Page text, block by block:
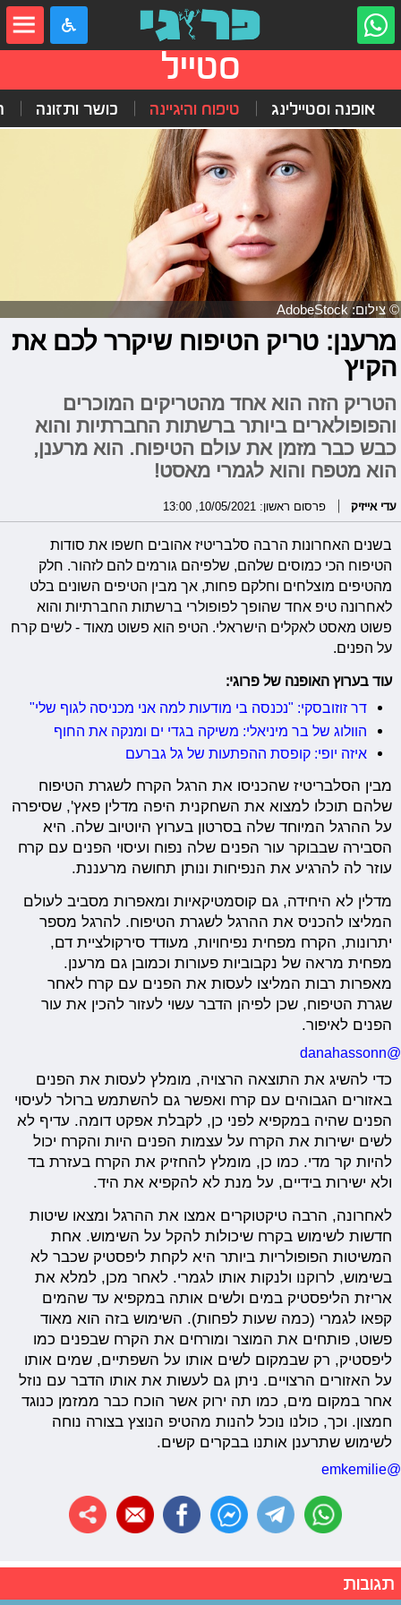
סטייל
אופנה וסטיילינג טיפוח והיגיינה כושר ותזונה
© צילום: AdobeStock
מרענן: טריק הטיפוח שיקרר לכם את
הקיץ
הטריק הזה הוא אחד מהטריקים המוכרים
והפופולארים ביותר ברשתות החברתיות והוא
כבש כבר מזמן את עולם הטיפוח. הוא מרענן,
הוא מטפח והוא לגמרי מאסט!
עדי אייזיק פרסום ראשון: 10/05/2021, 13:00
בשנים האחרונות הרבה סלבריטיז אהובים חשפו את סודות
הטיפוח הכי כמוסים שלהם, שלפיהם גורמים להם לזהור. חלק
מהטיפים מוצלחים וחלקם פחות, אך מבין הטיפים השונים בלט
לאחרונה טיפ אחד שהופך לפופולרי ברשתות החברתיות והוא
פשוט מאסט לאקלים הישראלי. הטיפ הוא פשוט מאוד - לשים קרח
על הפנים.
עוד בערוץ האופנה של פרוגי:
דר זוזובסקי: "נכנסה בי מודעות למה אני מכניסה לגוף שלי"
הוולוג של בר מיניאלי: משיקה בגדי ים ומנקה את החוף
איזה יופי: קופסת ההפתעות של גל גברעם
מבין הסלבריטיז שהכניסו את הרגל הקרח לשגרת הטיפוח
שלהם תוכלו למצוא את השחקנית היפה מדלין פאץ', שסיפרה
על ההרגל המיוחד שלה בסרטון בערוץ היוטיוב שלה. היא
הסבירה שבבוקר עור הפנים שלה נפוח ועיסוי הפנים עם קרח
עוזר לה להרגיע את הנפיחות ונותן תחושה מרעננת.
מדלין לא היחידה, גם קוסמטיקאיות ומאפרות מסביב לעולם
המליצו להכניס את ההרגל לשגרת הטיפוח. להרגל מספר
יתרונות, הקרח מפחית נפיחויות, מעודד סירקולציית דם,
מפחית מראה של נקבוביות פעורות וכמובן גם מרענן.
מאפרות רבות המליצו לעסות את הפנים עם קרח לאחר
שגרת הטיפוח, שכן לפיהן הדבר עשוי לעזור להכין את עור
הפנים לאיפור.
@danahassonn
כדי להשיג את התוצאה הרצויה, מומלץ לעסות את הפנים
באזורים הגבוהים עם קרח ואפשר גם להשתמש ברולר לעיסוי
הפנים שהיה במקפיא לפני כן, לקבלת אפקט דומה. עדיף לא
לשים ישירות את הקרח על עצמות הפנים היות והקרח יכול
להיות קר מדי. כמו כן, מומלץ להחזיק את הקרח בעזרת בד
ולא ישירות בידיים, על מנת לא להקפיא את היד.
לאחרונה, הרבה טיקטוקרים אמצו את ההרגל ומצאו שיטות
חדשות לשימוש בקרח שיכולות להקל על השימוש. אחת
המשיטות הפופולריות ביותר היא לקחת ליפסטיק שכבר לא
בשימוש, לרוקנו ולנקות אותו לגמרי. לאחר מכן, למלא את
אריזת הליפסטיק במים ולשים אותה במקפיא עד שהמים
קפאו לגמרי (כמה שעות לפחות). השימוש בזה הוא מאוד
פשוט, פותחים את המוצר ומורחים את הקרח שבפנים כמו
ליפסטיק, רק שבמקום לשים אותו על השפתיים, שמים אותו
על האזורים הרצויים. ניתן גם לעשות את אותו הדבר עם נוזל
אחר במקום מים, כמו תה ירוק אשר הוכח כבר ממזמן כנוגד
חמצון. וכך, כולנו נוכל להנות מהטיפ הנוצץ בצורה נוחה
לשימוש שתרענן אותנו בבקרים קשים.
@emkemilie
תגובות